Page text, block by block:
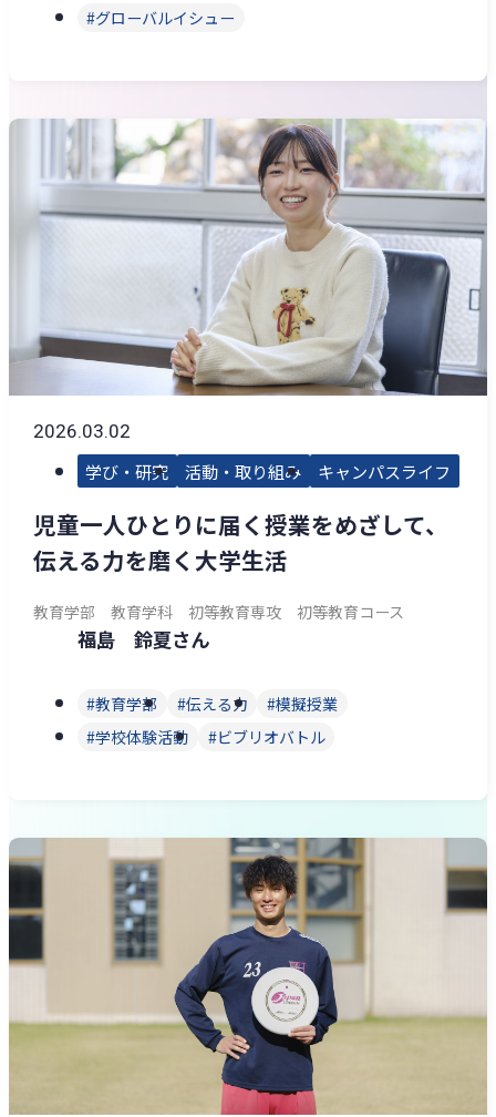
グローバルイシュー
2026.03.02
学び・研究 活動・取り組み キャンパスライフ
児童一人ひとりに届く授業をめざして、
伝える力を磨く大学生活
教育学部 教育学科 初等教育専攻 初等教育コース
福島 鈴夏さん
教育学部 伝える力
模擬授業
学校体験活動
ビブリオバトル